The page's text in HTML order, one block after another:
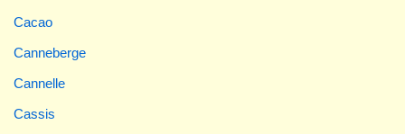
Cacao
Canneberge
Cannelle
Cassis